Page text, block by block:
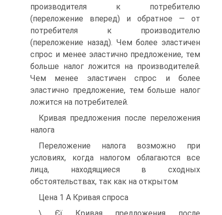
производителя к потребителю
(переложение вперед) и обратное — от
потребителя к производителю
(переложение назад). Чем более эластичен
спрос и менее эластично предложение, тем
больше налог ложится на производителей.
Чем менее эластичен спрос и более
эластично предложение, тем больше налог
ложится на потребителей.
Кривая предложения после переложения
налога
Переложение налога возможно при
условиях, когда налогом облагаются все
лица, находящиеся в сходных
обстоятельствах, так как на открытом
Цена 1 А Кривая спроса